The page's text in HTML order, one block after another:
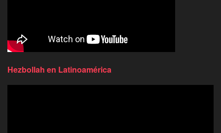
Hezbollah en Latinoamérica